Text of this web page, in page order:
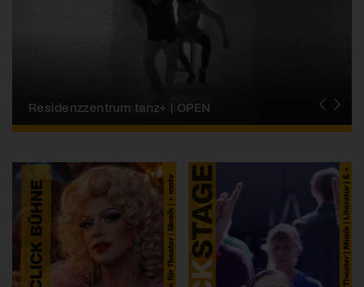
Migros-Kulturprozent | Tanzfestival Steps
Residenzzentrum tanz+ | OPEN
Tanzszene Schweiz